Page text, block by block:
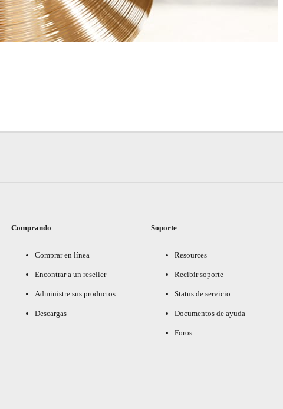
Comprando
Comprar en línea
Encontrar a un reseller
Administre sus productos
Descargas
Soporte
Resources
Recibir soporte
Status de servicio
Documentos de ayuda
Foros